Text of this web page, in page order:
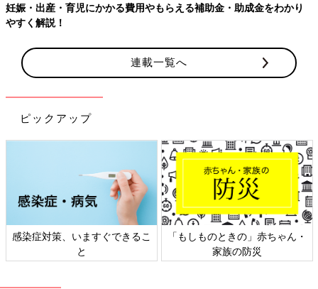
妊娠・出産・育児にかかる費用やもらえる補助金・助成金をわかり
やすく解説！
連載一覧へ
ピックアップ
感染症対策、いますぐできるこ
と
「もしものときの」赤ちゃん・
家族の防災